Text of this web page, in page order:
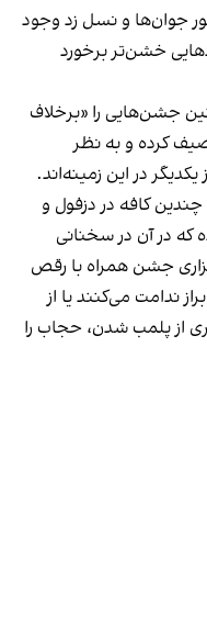
جوان‌ها و نسل زد وجود
خشن‌تر برخورد
جشن‌هایی را «برخلاف
کرده و به نظر
در این زمینه‌اند.
کافه در دزفول و
در آن در سخنانی
جشن همراه با رقص
ندامت می‌کنند یا از
از پلمب شدن، حجاب را